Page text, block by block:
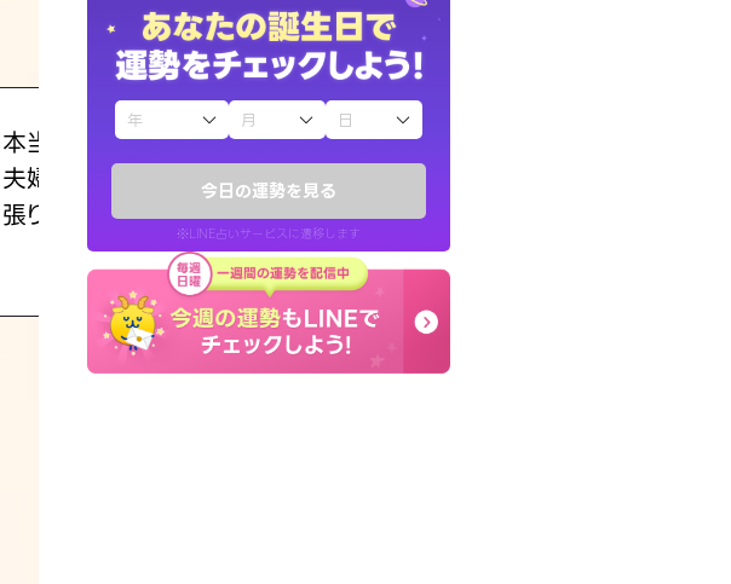
今日の運勢を見る
※LINE占いサービスに遷移します
よくある質問
えもじの子（占）12星座占い
お知らせ
本当に相談してよかったです。今は
夫婦で乗り越える時期ですね。頑
張ります！
30代 女性